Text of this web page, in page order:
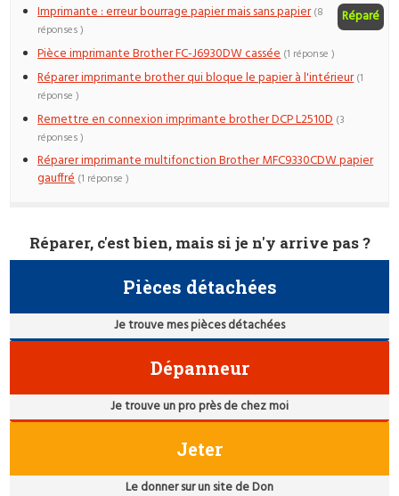
Imprimante : erreur bourrage papier mais sans papier Réparé
(8
réponses )
Pièce imprimante Brother FC-J6930DW cassée (1 réponse )
Réparer imprimante brother qui bloque le papier à l'intérieur (1
réponse )
Remettre en connexion imprimante brother DCP L2510D (3
réponses )
Réparer imprimante multifonction Brother MFC9330CDW papier
gauffré (1 réponse )
Réparer, c'est bien, mais si je n'y arrive pas ?
Pièces détachées
Je trouve mes pièces détachées
Dépanneur
Je trouve un pro près de chez moi
Jeter
Le donner sur un site de Don